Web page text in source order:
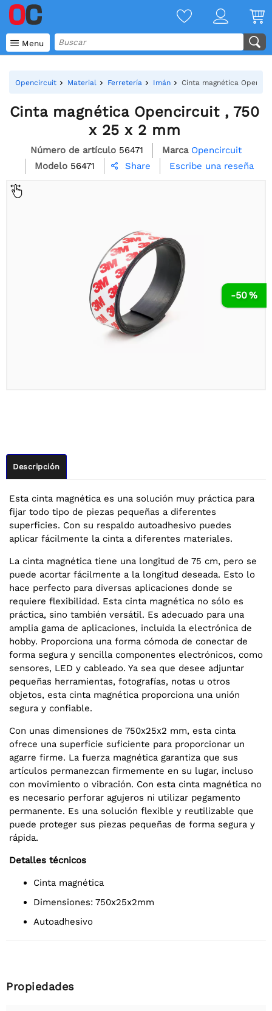
 Menu
Opencircuit Material Ferretería Imán Cinta magnética
Cinta magnética Opencircuit , 750
x 25 x 2 mm
Número de artículo 56471 Marca Opencircuit
Modelo 56471  Share Escribe una reseña
-50 %
Descripción
Esta cinta magnética es una solución muy práctica para
fijar todo tipo de piezas pequeñas a diferentes
superficies. Con su respaldo autoadhesivo puedes
aplicar fácilmente la cinta a diferentes materiales.
La cinta magnética tiene una longitud de 75 cm, pero se
puede acortar fácilmente a la longitud deseada. Esto lo
hace perfecto para diversas aplicaciones donde se
requiere flexibilidad. Esta cinta magnética no sólo es
práctica, sino también versátil. Es adecuado para una
amplia gama de aplicaciones, incluida la electrónica de
hobby. Proporciona una forma cómoda de conectar de
forma segura y sencilla componentes electrónicos, como
sensores, LED y cableado. Ya sea que desee adjuntar
pequeñas herramientas, fotografías, notas u otros
objetos, esta cinta magnética proporciona una unión
segura y confiable.
Con unas dimensiones de 750x25x2 mm, esta cinta
ofrece una superficie suficiente para proporcionar un
agarre firme. La fuerza magnética garantiza que sus
artículos permanezcan firmemente en su lugar, incluso
con movimiento o vibración. Con esta cinta magnética no
es necesario perforar agujeros ni utilizar pegamento
permanente. Es una solución flexible y reutilizable que
puede proteger sus piezas pequeñas de forma segura y
rápida.
Detalles técnicos
Cinta magnética
Dimensiones: 750x25x2mm
autoadhesivo
Propiedades